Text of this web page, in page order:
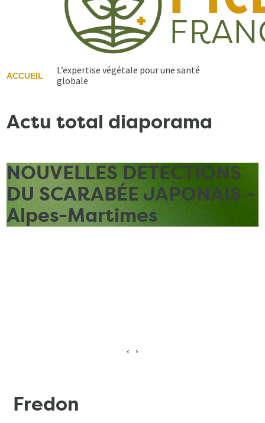
L’expertise végétale pour une santé
globale
ACCUEIL
Actu total diaporama
NOUVELLES DETECTIONS
DU SCARABÉE JAPONAIS -
Alpes-Martimes
‹ ›
Fredon